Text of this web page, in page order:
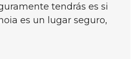
tendrás es si
es un lugar seguro,